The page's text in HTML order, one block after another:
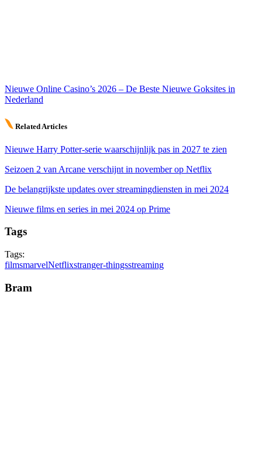
Nieuwe Online Casino’s 2026 – De Beste Nieuwe Goksites in
Nederland
Related Articles
Nieuwe Harry Potter-serie waarschijnlijk pas in 2027 te zien
Seizoen 2 van Arcane verschijnt in november op Netflix
De belangrijkste updates over streamingdiensten in mei 2024
Nieuwe films en series in mei 2024 op Prime
Tags
Tags:
filmsmarvelNetflixstranger-thingsstreaming
Bram